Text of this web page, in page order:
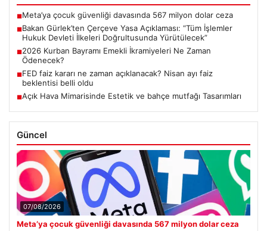
■Meta’ya çocuk güvenliği davasında 567 milyon dolar ceza
■Bakan Gürlek’ten Çerçeve Yasa Açıklaması: “Tüm İşlemler
Hukuk Devleti İlkeleri Doğrultusunda Yürütülecek”
■2026 Kurban Bayramı Emekli İkramiyeleri Ne Zaman
Ödenecek?
■FED faiz kararı ne zaman açıklanacak? Nisan ayı faiz
beklentisi belli oldu
■Açık Hava Mimarisinde Estetik ve bahçe mutfağı Tasarımları
Güncel
07/08/2026
Meta’ya çocuk güvenliği davasında 567 milyon dolar ceza